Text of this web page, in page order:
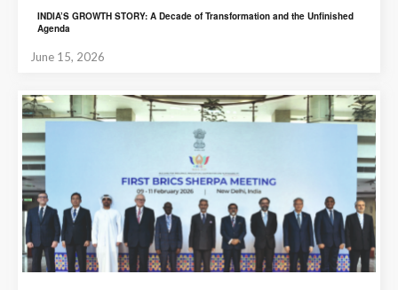
INDIA’S GROWTH STORY: A Decade of Transformation and the Unfinished
Agenda
June 15, 2026